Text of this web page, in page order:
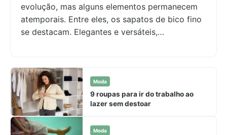
evolução, mas alguns elementos permanecem
atemporais. Entre eles, os sapatos de bico fino
se destacam. Elegantes e versáteis,…
Moda
9 roupas para ir do trabalho ao
lazer sem destoar
Moda